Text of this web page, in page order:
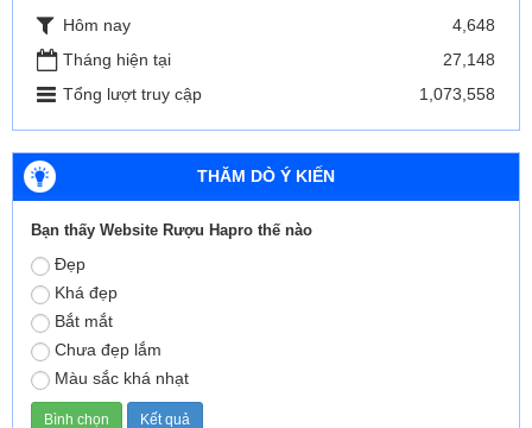
Hôm nay
4,648
Tháng hiện tại
27,148
Tổng lượt truy cập
1,073,558
THĂM DÒ Ý KIẾN
Bạn thấy Website Rượu Hapro thế nào
Đẹp
Khá đẹp
Bắt mắt
Chưa đẹp lắm
Màu sắc khá nhạt